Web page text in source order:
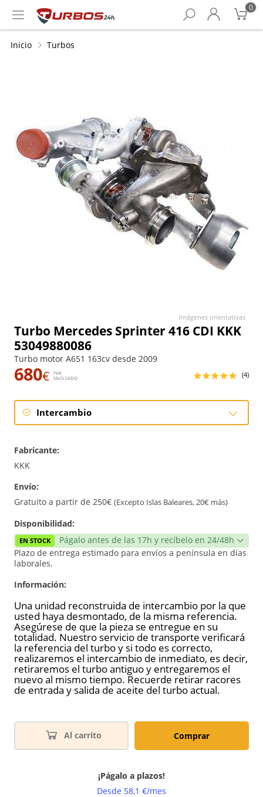
0
Inicio Turbos
Turbo Mercedes Sprinter 416 CDI KKK
53049880086
Turbo motor A651 163cv desde 2009
680€
IVA
INCLUIDO
(4)
Intercambio
Fabricante:
KKK
Envío:
Gratuito a partir de 250€ (Excepto Islas Baleares, 20€ más)
Disponibilidad:
EN STOCK
Págalo antes de las 17h y recíbelo en 24/48h
Plazo de entrega estimado para envíos a península en días
laborales.
Información:
Una unidad reconstruida de intercambio por la que
usted haya desmontado, de la misma referencia.
Asegúrese de que la pieza se entregue en su
totalidad. Nuestro servicio de transporte verificará
la referencia del turbo y si todo es correcto,
realizaremos el intercambio de inmediato, es decir,
retiraremos el turbo antiguo y entregaremos el
nuevo al mismo tiempo. Recuerde retirar racores
de entrada y salida de aceite del turbo actual.
Al carrito Comprar
Imágenes orientativas